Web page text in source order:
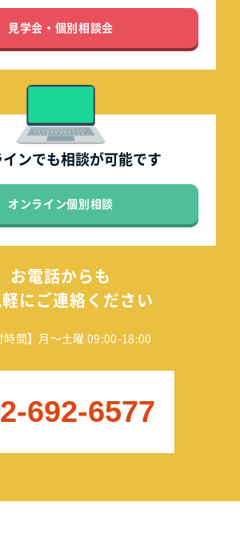
見学会・個別相談会
ンでも相談が可能です
オンライン個別相談
お電話からも
にご連絡ください
時間】月～土曜 09:00-18:00
692-6577